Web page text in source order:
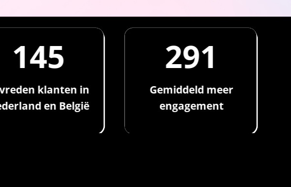
150
klanten in
en België
299
Gemiddeld meer
engagement